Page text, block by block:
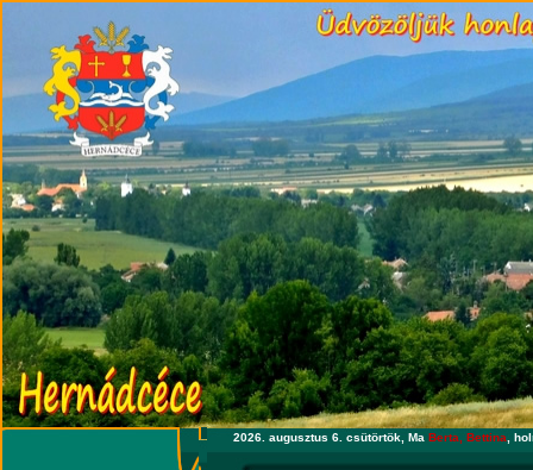
2026. augusztus 6. csütörtök, Ma Berta, Bettina ,